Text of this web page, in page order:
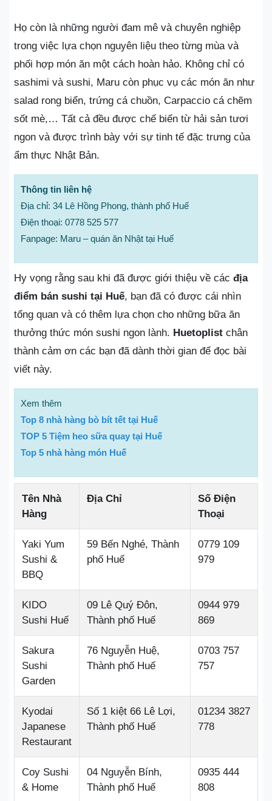
Họ còn là những người đam mê và chuyên nghiệp
trong việc lựa chọn nguyên liệu theo từng mùa và
phối hợp món ăn một cách hoàn hảo. Không chỉ có
sashimi và sushi, Maru còn phục vụ các món ăn như
salad rong biển, trứng cá chuồn, Carpaccio cá chẽm
sốt mè,… Tất cả đều được chế biến từ hải sản tươi
ngon và được trình bày với sự tinh tế đặc trưng của
ẩm thực Nhật Bản.
Thông tin liên hệ
Địa chỉ: 34 Lê Hồng Phong, thành phố Huế
Điện thoại: 0778 525 577
Fanpage: Maru – quán ăn Nhật tại Huế
Hy vọng rằng sau khi đã được giới thiệu về các địa
điểm bán sushi tại Huế, bạn đã có được cái nhìn
tổng quan và có thêm lựa chọn cho những bữa ăn
thưởng thức món sushi ngon lành. Huetoplist chân
thành cảm ơn các bạn đã dành thời gian để đọc bài
viết này.
Xem thêm
Top 8 nhà hàng bò bít tết tại Huế
TOP 5 Tiệm heo sữa quay tại Huế
Top 5 nhà hàng món Huế
Tên Nhà
Hàng
Địa Chỉ
Số Điện
Thoại
Yaki Yum
Sushi &
BBQ
59 Bến Nghé, Thành
phố Huế
0779 109
979
KIDO
Sushi Huế
09 Lê Quý Đôn,
Thành phố Huế
0944 979
869
Sakura
Sushi
Garden
76 Nguyễn Huệ,
Thành phố Huế
0703 757
757
Kyodai
Japanese
Restaurant
Số 1 kiệt 66 Lê Lợi,
Thành phố Huế
01234 3827
778
Coy Sushi
& Home
04 Nguyễn Bính,
Thành phố Huế
0935 444
808